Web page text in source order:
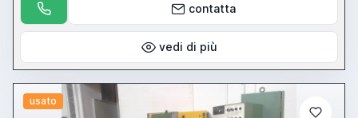
contatta
vedi di più
usato